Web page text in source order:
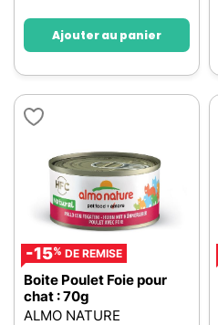
Ajouter au panier
-15% DE REMISE
Boite Poulet Foie pour
chat : 70g
ALMO NATURE